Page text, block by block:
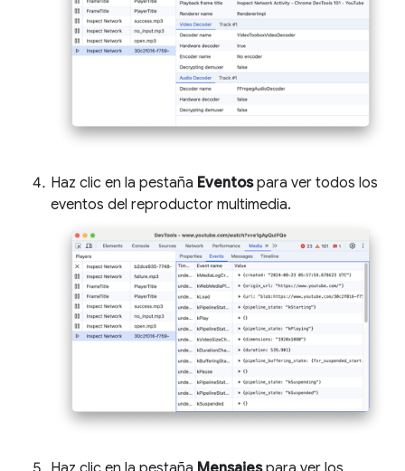
Haz clic en la pestaña Eventospara ver todos los
eventos del reproductor multimedia.